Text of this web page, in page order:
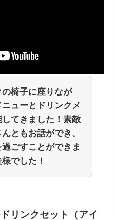
椅子に座りなが
ューとドリンクメ
てきました！素敵
ともお話ができ、
ごすことができま
でした！
リンクセット（アイ